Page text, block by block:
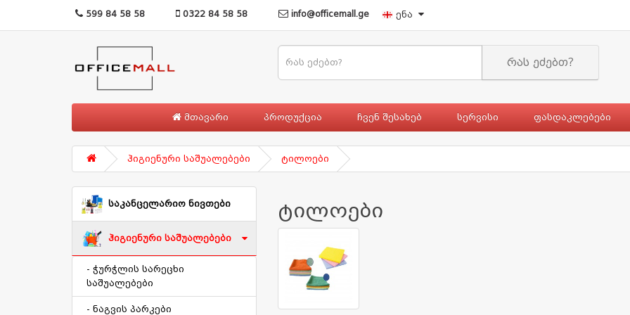
599 84 58 58 0322 84 58 58 info@officemall.ge ენა
რას ეძებთ?
მთავარი პროდუქცია ჩვენ შესახებ სერვისი ფასდაკლებები
ჰიგიენური საშუალებები ტილოები
საკანცელარიო ნივთები
ჰიგიენური საშუალებები
- ჭურჭლის სარეცხი
საშუალებები
- ნაგვის პარკები
ტილოები